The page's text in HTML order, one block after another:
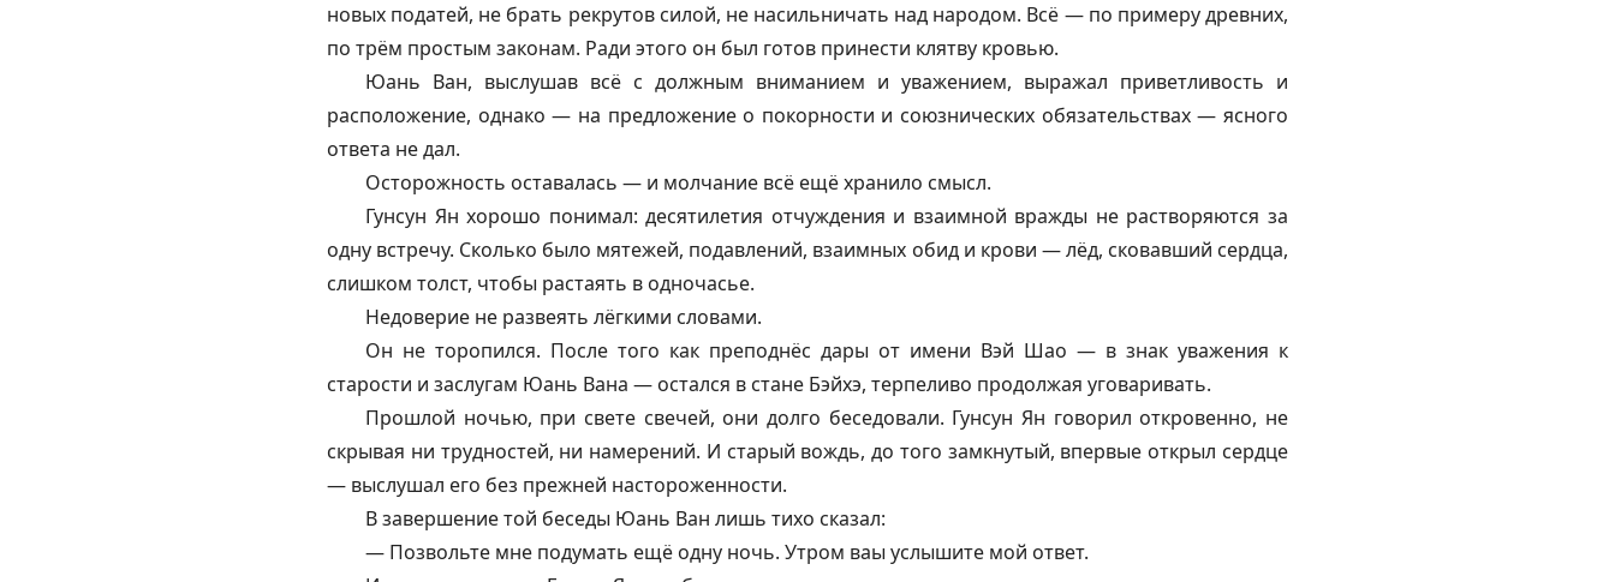
новых податей, не брать рекрутов силой, не насильничать над народом. Всё — по примеру древних,
по трём простым законам. Ради этого он был готов принести клятву кровью.
Юань Ван, выслушав всё с должным вниманием и уважением, выражал приветливость и
расположение, однако — на предложение о покорности и союзнических обязательствах — ясного
ответа не дал.
Осторожность оставалась — и молчание всё ещё хранило смысл.
Гунсун Ян хорошо понимал: десятилетия отчуждения и взаимной вражды не растворяются за
одну встречу. Сколько было мятежей, подавлений, взаимных обид и крови — лёд, сковавший сердца,
слишком толст, чтобы растаять в одночасье.
Недоверие не развеять лёгкими словами.
Он не торопился. После того как преподнёс дары от имени Вэй Шао — в знак уважения к
старости и заслугам Юань Вана — остался в стане Бэйхэ, терпеливо продолжая уговаривать.
Прошлой ночью, при свете свечей, они долго беседовали. Гунсун Ян говорил откровенно, не
скрывая ни трудностей, ни намерений. И старый вождь, до того замкнутый, впервые открыл сердце
— выслушал его без прежней настороженности.
В завершение той беседы Юань Ван лишь тихо сказал:
— Позвольте мне подумать ещё одну ночь. Утром ваы услышите мой ответ.